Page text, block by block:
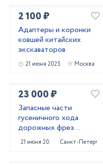
2 100 ₽
Адаптеры и коронки
ковшей китайских
экскаваторов
21 июня 2025 Москва
23 000 ₽
Запасные части
гусеничного хода
дорожных фрез
Caterpillar PM620
21 июня 2025 Санкт-Петербург